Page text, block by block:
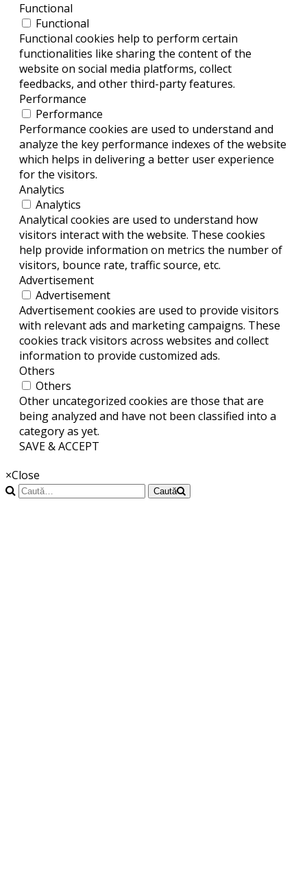
Functional
Functional
Functional cookies help to perform certain
functionalities like sharing the content of the
website on social media platforms, collect
feedbacks, and other third-party features.
Performance
Performance
Performance cookies are used to understand and
analyze the key performance indexes of the website
which helps in delivering a better user experience
for the visitors.
Analytics
Analytics
Analytical cookies are used to understand how
visitors interact with the website. These cookies
help provide information on metrics the number of
visitors, bounce rate, traffic source, etc.
Advertisement
Advertisement
Advertisement cookies are used to provide visitors
with relevant ads and marketing campaigns. These
cookies track visitors across websites and collect
information to provide customized ads.
Others
Others
Other uncategorized cookies are those that are
being analyzed and have not been classified into a
category as yet.
SAVE & ACCEPT
×Close
Caută